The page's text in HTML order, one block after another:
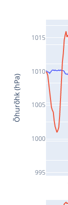
995
1000
1005
1010
1015
Õhurõhk (hPa)